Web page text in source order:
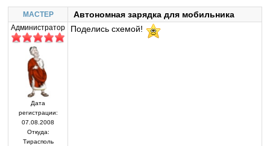
MACTEP Автономная зарядка для мобильника
Администратор
Дата
регистрации:
07.08.2008
Откуда:
Тирасполь
Поделись схемой!